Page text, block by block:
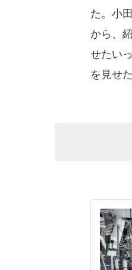
た。小
から、
せたい
を見せた